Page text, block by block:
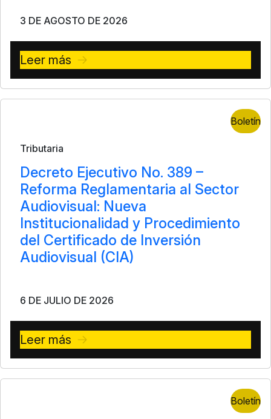
3 DE AGOSTO DE 2026
Leer más
Boletín
Tributaria
Decreto Ejecutivo No. 389 –
Reforma Reglamentaria al Sector
Audiovisual: Nueva
Institucionalidad y Procedimiento
del Certificado de Inversión
Audiovisual (CIA)
6 DE JULIO DE 2026
Leer más
Boletín